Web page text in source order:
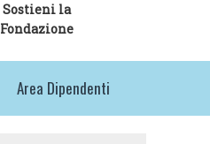
Sostieni la
Fondazione
Area Dipendenti